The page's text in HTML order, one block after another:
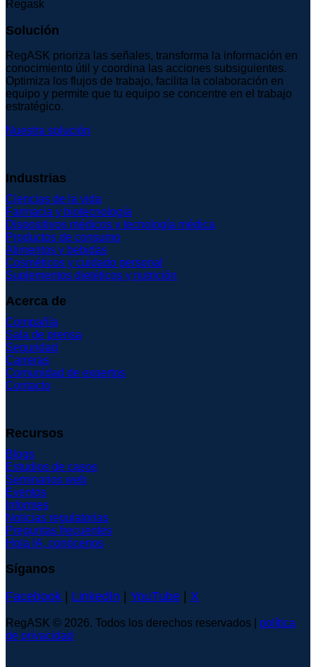
Solución
RegASK prioriza las señales, transforma la información en
conocimiento útil y coordina las acciones subsiguientes.
Optimiza los flujos de trabajo, facilita la colaboración en
equipo y permite que tu equipo se concentre en el trabajo
estratégico.
Nuestra solución
Industrias
Ciencias de la vida
Farmacia y biotecnología
Dispositivos médicos y tecnología médica
Productos de consumo
Alimentos y bebidas
Cosméticos y cuidado personal
Suplementos dietéticos y nutrición
Acerca de
Compañía
Sala de prensa
Seguridad
Carreras
Comunidad de expertos
Contacto
Recursos
Blogs
Estudios de casos
Seminarios web
Eventos
Informes
Noticias regulatorias
Preguntas frecuentes
Hola IA, conócenos
Síganos
Facebook | LinkedIn | YouTube | X
RegASK © 2026. Todos los derechos reservados | política
de privacidad